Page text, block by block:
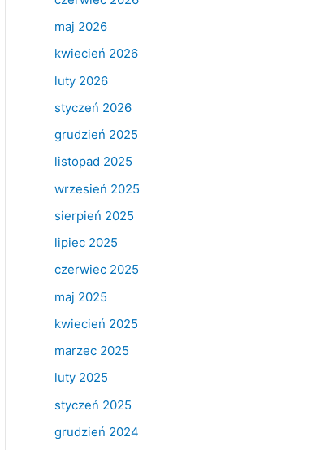
maj 2026
kwiecień 2026
luty 2026
styczeń 2026
grudzień 2025
listopad 2025
wrzesień 2025
sierpień 2025
lipiec 2025
czerwiec 2025
maj 2025
kwiecień 2025
marzec 2025
luty 2025
styczeń 2025
grudzień 2024